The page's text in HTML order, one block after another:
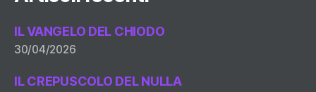
IL VANGELO DEL CHIODO
30/04/2026
IL CREPUSCOLO DEL NULLA